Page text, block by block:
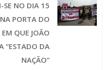
SE NO DIA 15
PORTA DO
QUE JOÃO
“ESTADO DA
NAÇÃO”